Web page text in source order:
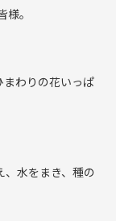
。
まわりの花いっぱ
、水をまき、種の